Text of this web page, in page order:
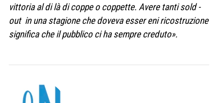
vittoria al di là di coppe o coppette. Avere tanti sold -
out in una stagione che doveva esser eni ricostruzione
significa che il pubblico ci ha sempre creduto».